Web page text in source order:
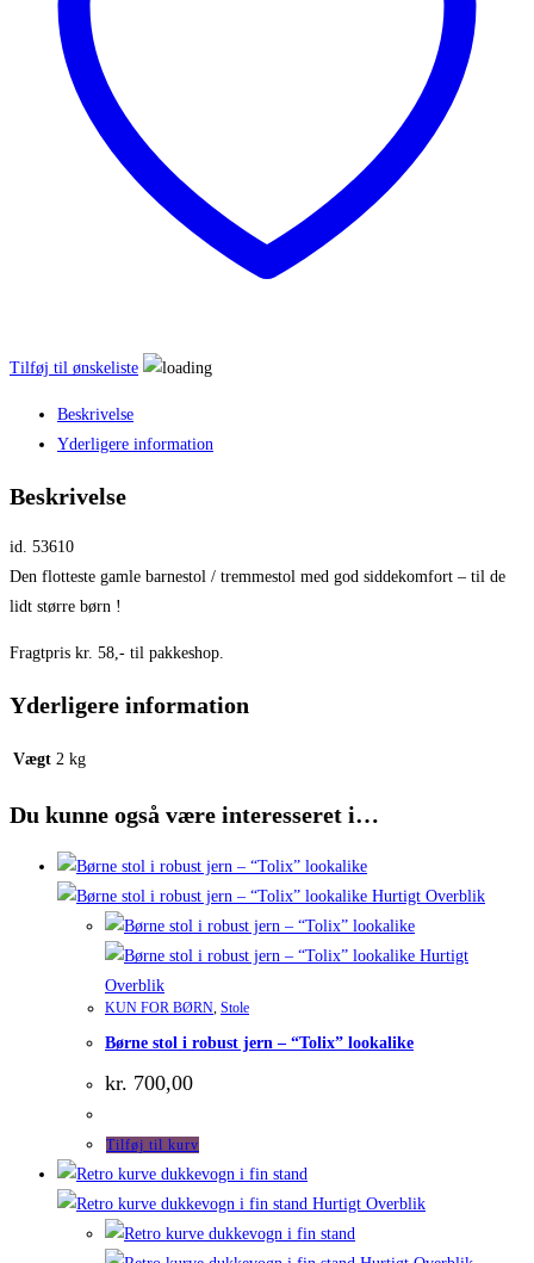
Tilføj til ønskeliste
Beskrivelse
Yderligere information
Beskrivelse
id. 53610
Den flotteste gamle barnestol / tremmestol med god siddekomfort – til de
lidt større børn !
Fragtpris kr. 58,- til pakkeshop.
Yderligere information
Vægt 2 kg
Du kunne også være interesseret i…
Hurtigt Overblik
Hurtigt
Overblik
KUN FOR BØRN Stole
Børne stol i robust jern – “Tolix” lookalike
kr. 700,00
Tilføj til kurv
Hurtigt Overblik